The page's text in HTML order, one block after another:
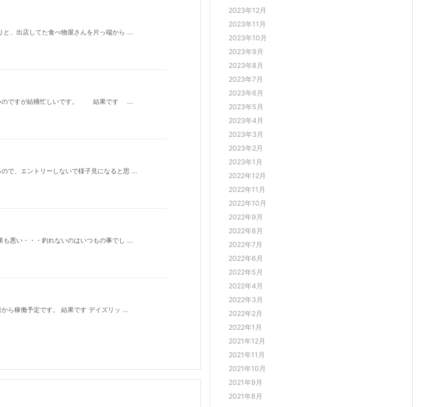
、出店してた食べ物屋さんを片っ端から ...
いのですが結構忙しいです。 結果です ...
で、エントリーしないで様子見になると思 ...
悪い・・・釣れないのはいつもの事でし ...
ら稼働予定です。 結果です デイズリッ ...
2023年12月
2023年11月
2023年10月
2023年9月
2023年8月
2023年7月
2023年6月
2023年5月
2023年4月
2023年3月
2023年2月
2023年1月
2022年12月
2022年11月
2022年10月
2022年9月
2022年8月
2022年7月
2022年6月
2022年5月
2022年4月
2022年3月
2022年2月
2022年1月
2021年12月
2021年11月
2021年10月
2021年9月
2021年8月